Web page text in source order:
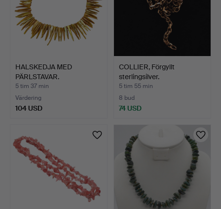
HALSKEDJA MED
PÄRLSTAVAR.
5 tim 37 min
Värdering
104 USD
COLLIER, Förgyllt
sterlingsilver.
5 tim 55 min
8 bud
74 USD